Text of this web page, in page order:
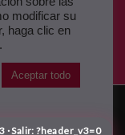
modificar su
haga clic en
Aceptar todo